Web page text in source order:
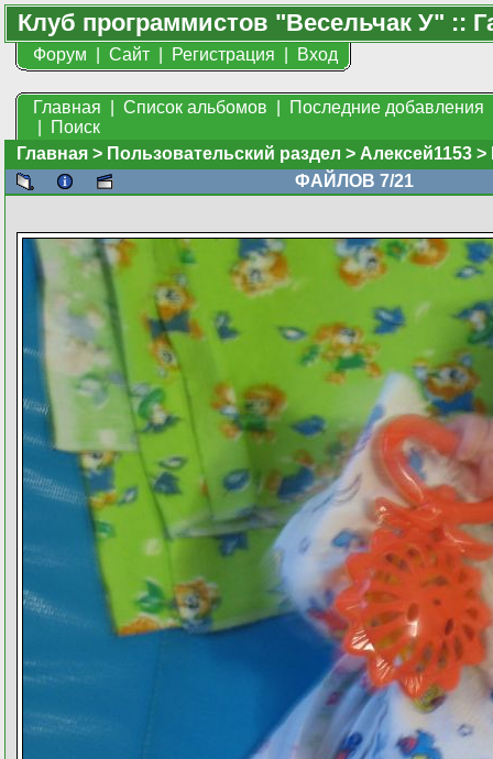
Клуб программистов "Весельчак У" ::
Форум Сайт Регистрация Вход
Главная Список альбомов Последние добавления
Поиск
Главная > Пользовательский раздел > Алексей1153 >
ФАЙЛОВ 7/21